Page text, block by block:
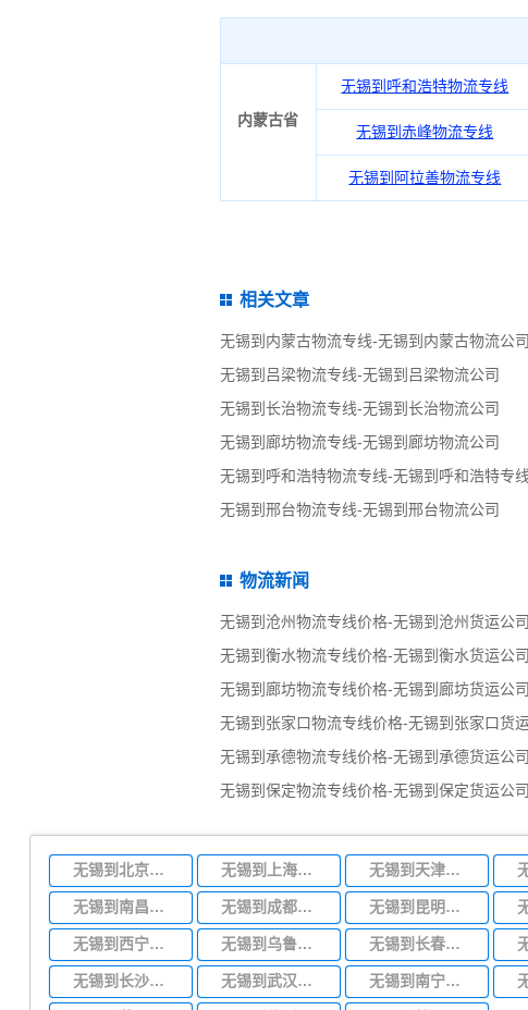
内蒙古省
无锡到呼和浩特物流专线
无锡到赤峰物流专线
无锡到阿拉善物流专线
相关文章
无锡到内蒙古物流专线-无锡到内蒙古物流公司
无锡到吕梁物流专线-无锡到吕梁物流公司
无锡到长治物流专线-无锡到长治物流公司
无锡到廊坊物流专线-无锡到廊坊物流公司
无锡到呼和浩特物流专线-无锡到呼和浩特专线
无锡到邢台物流专线-无锡到邢台物流公司
物流新闻
无锡到沧州物流专线价格-无锡到沧州货运公司
无锡到衡水物流专线价格-无锡到衡水货运公司
无锡到廊坊物流专线价格-无锡到廊坊货运公司
无锡到张家口物流专线价格-无锡到张家口货
无锡到承德物流专线价格-无锡到承德货运公司
无锡到保定物流专线价格-无锡到保定货运公司
无锡到北京物流专线 无锡到上海物流专线 无锡到天津物流专线
无锡到南昌物流专线 无锡到成都物流专线 无锡到昆明物流专线
无锡到西宁物流专线 无锡到乌鲁木齐物流专线 无锡到长春物流专线
无锡到长沙物流专线 无锡到武汉物流专线 无锡到南宁物流专线